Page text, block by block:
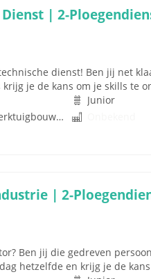
| 2-
dienst! Ben jij net
je de kans om je skills te
Junior
Elektrotechniek, Mechatronica, Werktuigbouwkunde, Techniek
| 2-
Ben jij die gedreven
hetzelfde en krijg je de